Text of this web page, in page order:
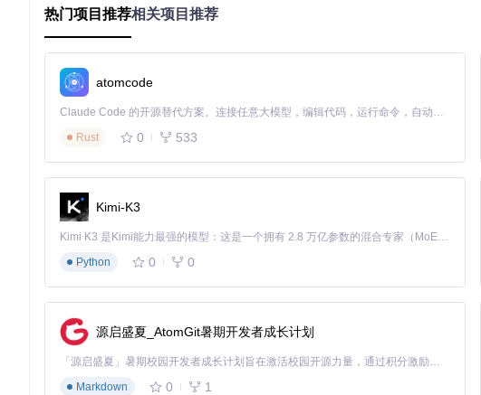
# 便携式ComfyUI专用安装命令
针对不同硬件架构，可通过以下命令安装优化依赖：
# NVIDIA显卡用户（CUDA加速）
pip install torch --index-url https://download.pytorch.org/whl/cu118
硬件适配优化指南：如何根据设备配置调整参数？
入门配置（4-6GB显存）
适合轻度使用场景，推荐配置：
修改low_vram_loaders.py
热门项目推荐相关项目推荐
atomcode
Claude Code 的开源替代方案。连接任意大模型，编辑代码，运行命令，自动验证 — 全自动执行。用 Rust 构建，极致性能。 ｜ An open-source alternative to Claude Code. Connect any LLM, edit code, run commands, and verify changes — autonomously. Built in Rust for speed. Get Started
Rust
0 533
Kimi-K3
Kimi K3 是Kimi能力最强的模型：这是一个拥有 2.8 万亿参数的混合专家（MoE）模型，具备原生视觉理解能力，并支持 100 万 token 的上下文窗口。
Python
0 0
源启盛夏_AtomGit暑期开发者成长计划
「源启盛夏」暑期校园开发者成长计划旨在激活校园开源力量，通过积分激励、认证扶持、资源倾斜等形式，引导高校组织和开发者完成「入驻 — 建项目 — 做贡献 — 获认证 — 得资源」的完整闭环。无论你是想带领社团入驻平台的组织者，还是希望用代码贡献证明自己的开发者，都能在这里找到属于你的成长路径。
Markdown
0 1